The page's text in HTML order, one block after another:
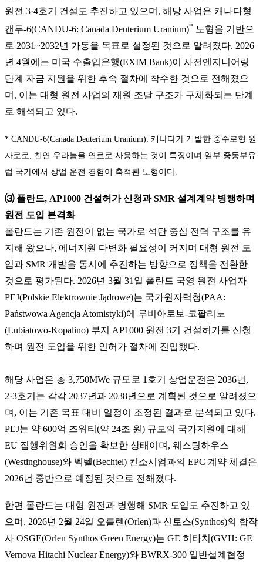
원전 3·4호기 건설도 추진하고 있으며, 해당 사업은 캐나다형
캔두-6(CANDU-6: Canada Deuterium Uranium)* 노형을 기반으
로 2031~2032년 가동을 목표로 설정된 것으로 알려졌다. 2026
년 4월에는 미국 수출입은행(EXIM Bank)이 사전엔지니어링
단계 자금 지원을 위한 후속 절차에 착수한 것으로 전해졌으
며, 이는 대형 원전 사업의 재원 조달 구조가 구체화되는 단계
로 해석되고 있다.
* CANDU-6(Canada Deuterium Uranium): 캐나다가 개발한 중수로형 원
자로로, 천연 우라늄을 연료로 사용하는 것이 특징이며 일부 중동부유
럽 국가에서 상업 운전 경험이 축적된 노형이다.
⑶ 폴란드, AP1000 건설허가 신청과 SMR 설계계약 병행하며
원전 도입 본격화
폴란드는 기존 원전이 없는 국가로 석탄 중심 전력 구조를 유
지해 왔으나, 에너지원 다변화 필요성이 커지며 대형 원전 도
입과 SMR 개발을 동시에 추진하는 방향으로 정책을 전환한
것으로 평가된다. 2026년 3월 31일 폴란드 국영 원전 사업자
PEJ(Polskie Elektrownie Jądrowe)는 국가원자력청(PAA:
Państwowa Agencja Atomistyki)에 루비아토보-코팔리노
(Lubiatowo-Kopalino) 부지 AP1000 원전 3기 건설허가를 신청
하며 원전 도입을 위한 인허가 절차에 진입했다.
해당 사업은 총 3,750MWe 규모로 1호기 상업운전은 2036년,
2·3호기는 각각 2037년과 2038년으로 계획된 것으로 알려졌으
며, 이는 기존 목표 대비 일정이 조정된 결과로 분석되고 있다.
PEJ는 약 600억 즈워티(약 24조 원) 규모의 국가지원에 대해
EU 집행위원회 승인을 확보한 상태이며, 웨스팅하우스
(Westinghouse)와 벡텔(Bechtel) 컨소시엄과의 EPC 계약 체결은
2026년 중반으로 예정된 것으로 전해졌다.
한편 폴란드는 대형 원전과 병행해 SMR 도입도 추진하고 있
으며, 2026년 2월 24일 오를렌(Orlen)과 신토스(Synthos)의 합작
사 OSGE(Orlen Synthos Green Energy)는 GE 히타치(GVH: GE
Vernova Hitachi Nuclear Energy)와 BWRX-300 일반설계협정